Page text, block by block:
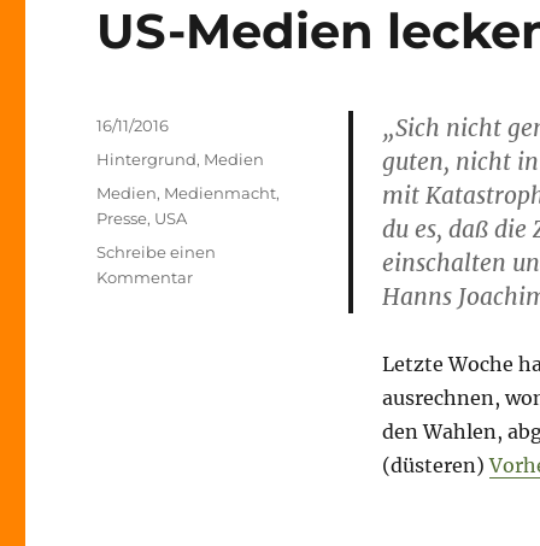
US-Medien
„Sich nicht
guten, nicht
mit
du es, daß die
einschalten
Hanns
Letzte Woche
ausrechnen,
den Wahlen,
(düsteren)
Veröffentlicht
am
16/11/2016
Kategorien
Hintergrund, Medien
Schlagwörter
Medien, Medienmacht,
Presse, USA
Schreibe einen
Kommentarzu